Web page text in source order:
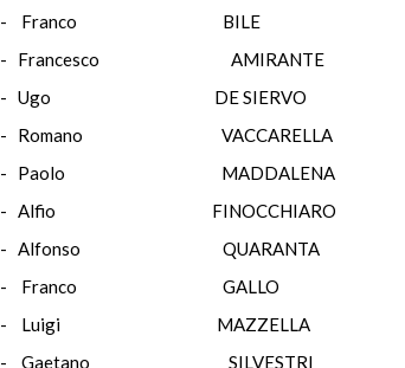
- Franco BILE
- Francesco
- Ugo DE
- Romano
- Paolo
- Alfio
- Alfonso
- Franco
- Luigi
- Gaetano